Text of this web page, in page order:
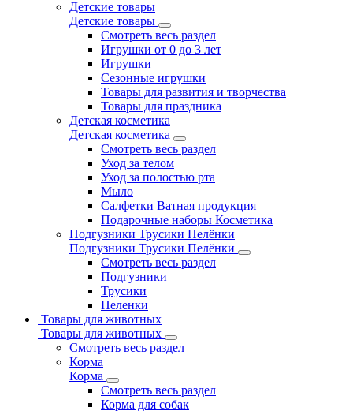
Детские товары
Детские товары
Смотреть весь раздел
Игрушки от 0 до 3 лет
Игрушки
Сезонные игрушки
Товары для развития и творчества
Товары для праздника
Детская косметика
Детская косметика
Смотреть весь раздел
Уход за телом
Уход за полостью рта
Мыло
Салфетки Ватная продукция
Подарочные наборы Косметика
Подгузники Трусики Пелёнки
Подгузники Трусики Пелёнки
Смотреть весь раздел
Подгузники
Трусики
Пеленки
Товары для животных
Товары для животных
Смотреть весь раздел
Корма
Корма
Смотреть весь раздел
Корма для собак